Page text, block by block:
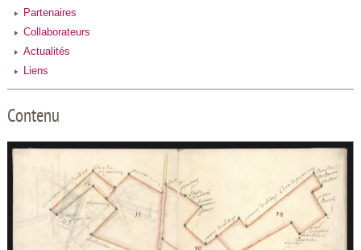
Partenaires
Collaborateurs
Actualités
Liens
Contenu